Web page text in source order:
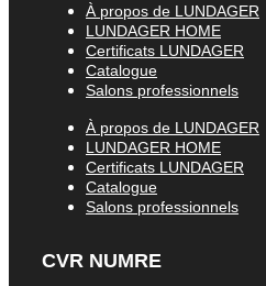
À propos de LUNDAGER
LUNDAGER HOME
Certificats LUNDAGER
Catalogue
Salons professionnels
À propos de LUNDAGER
LUNDAGER HOME
Certificats LUNDAGER
Catalogue
Salons professionnels
CVR NUMRE